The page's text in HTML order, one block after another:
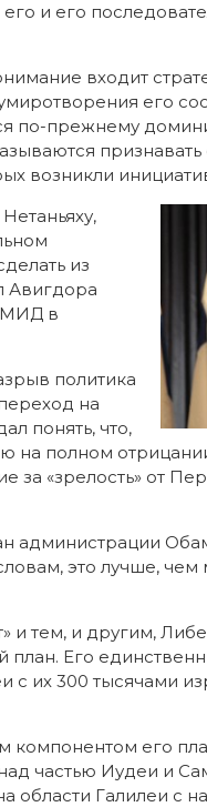
и его
входит
его
по-прежнему
признавать
возникли
из
Авигдора
МИД в
политика
на
понять, что,
на полном
за «зрелость» от
администрации
это лучше,
и тем, и другим,
Его
их 300 тысячами
компонентом его
частью Иудеи и
области Галилеи с